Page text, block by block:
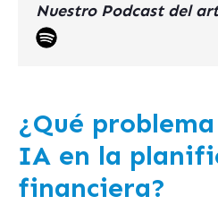
Nuestro Podcast del
¿Qué
IA en la
financiera?